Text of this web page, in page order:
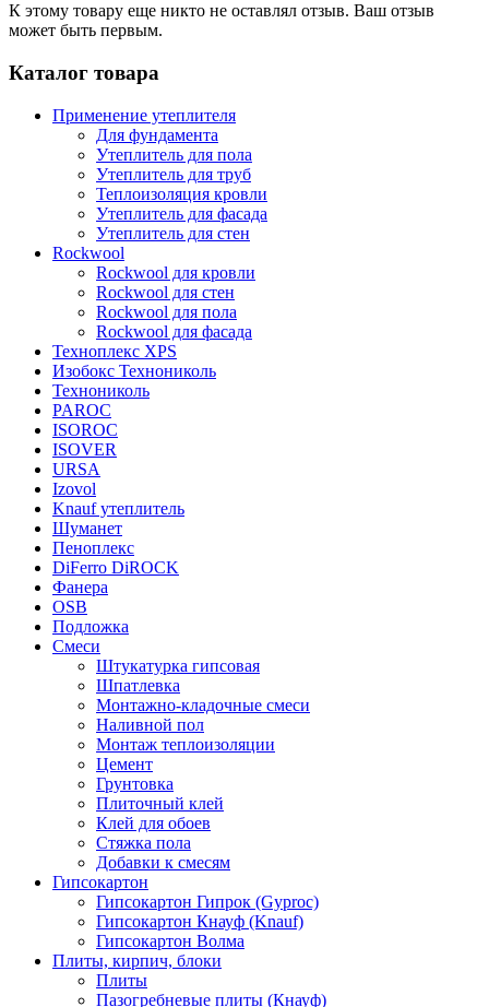
К этому товару еще никто не оставлял отзыв. Ваш отзыв
может быть первым.
Каталог товара
Применение утеплителя
Для фундамента
Утеплитель для пола
Утеплитель для труб
Теплоизоляция кровли
Утеплитель для фасада
Утеплитель для стен
Rockwool
Rockwool для кровли
Rockwool для стен
Rockwool для пола
Rockwool для фасада
Техноплекс XPS
Изобокс Технониколь
Технониколь
PAROC
ISOROC
ISOVER
URSA
Izovol
Knauf утеплитель
Шуманет
Пеноплекс
DiFerro DiROCK
Фанера
OSB
Подложка
Смеси
Штукатурка гипсовая
Шпатлевка
Монтажно-кладочные смеси
Наливной пол
Монтаж теплоизоляции
Цемент
Грунтовка
Плиточный клей
Клей для обоев
Стяжка пола
Добавки к смесям
Гипсокартон
Гипсокартон Гипрок (Gyproc)
Гипсокартон Кнауф (Knauf)
Гипсокартон Волма
Плиты, кирпич, блоки
Плиты
Пазогребневые плиты (Кнауф)